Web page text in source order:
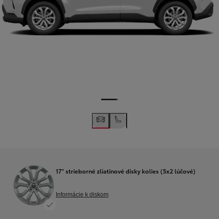
17" strieborné zliatinové disky kolies (5x2 lúčové)
Informácie k diskom